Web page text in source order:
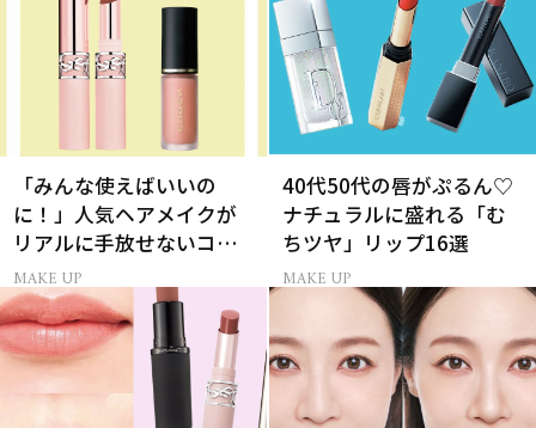
「みんな使えばいいの
に！」人気ヘアメイクが
リアルに手放せないコス
メ
MAKE UP
40代50代の唇がぷるん♡
ナチュラルに盛れる「む
ちツヤ」リップ16選
MAKE UP